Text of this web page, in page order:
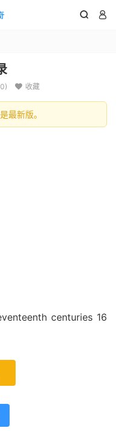
 
0)  收藏
最新版。
centuries 16